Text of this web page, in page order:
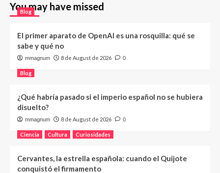
You may have missed
Blog
El primer aparato de OpenAI es una rosquilla: qué se
sabe y qué no
mmagnum 8 de August de 2026 0
Blog
¿Qué habría pasado si el imperio español no se hubiera
disuelto?
mmagnum 8 de August de 2026 0
Ciencia Cultura Curiosidades
Cervantes, la estrella española: cuando el Quijote
conquistó el firmamento